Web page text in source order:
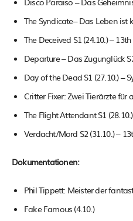
The Syndicate– Das Leben ist
The Deceived S1 (24.10.) –
Departure – Das Zugunglück
Day of the Dead S1 (27.10.) –
Critter Fixer: Zwei Tierärzte für
The Flight Attendant S1
Verdacht/Mord S2 (31.10.) –
Dokumentationen:
Phil Tippett: Meister der
Fake Famous (4.10.)